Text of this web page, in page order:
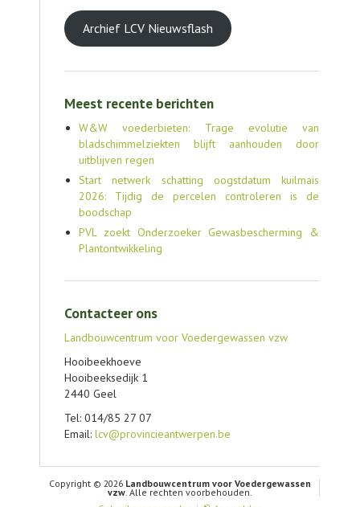
Archief LCV Nieuwsflash
Meest recente berichten
W&W voederbieten: Trage evolutie van
bladschimmelziekten blijft aanhouden door
uitblijven regen
Start netwerk schatting oogstdatum kuilmais
2026: Tijdig de percelen controleren is de
boodschap
PVL zoekt Onderzoeker Gewasbescherming &
Plantontwikkeling
Contacteer ons
Landbouwcentrum voor Voedergewassen vzw
Hooibeekhoeve
Hooibeeksedijk 1
2440 Geel
Tel: 014/85 27 07
Email: lcv@provincieantwerpen.be
Copyright © 2026 Landbouwcentrum voor Voedergewassen
vzw. Alle rechten voorbehouden.